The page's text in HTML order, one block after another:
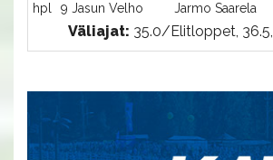
hpl
9 Jasun Velho Jarmo Saarela
Väliajat: 35.0/Elitloppet, 36.5,